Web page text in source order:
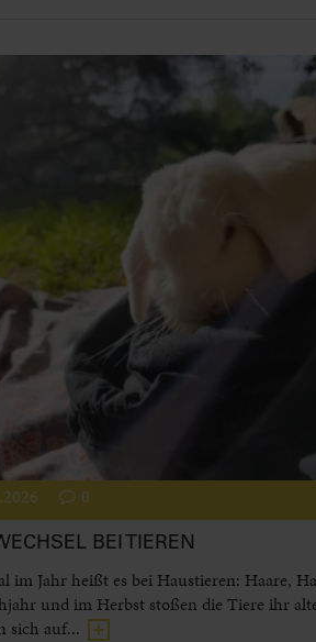
0
BEI TIEREN
im Jahr heißt es bei Haustieren: Haare,
und im Herbst stoßen die Tiere ihr
sich auf...